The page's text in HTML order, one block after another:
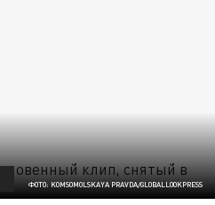
ФОТО: KOMSOMOLSKAYA PRAVDA/GLOBALLOOKPRESS